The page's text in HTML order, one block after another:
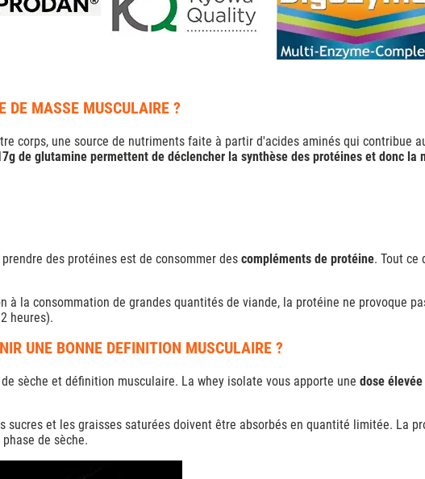
DE MASSE MUSCULAIRE ?
corps, une source de nutriments faite à partir d'acides aminés qui contribue
de glutamine permettent de déclencher la synthèse des protéines et donc la
des protéines est de consommer des compléments de protéine. Tout ce
à la consommation de grandes quantités de viande, la protéine ne provoque
heures).
UNE BONNE DEFINITION MUSCULAIRE ?
sèche et définition musculaire. La whey isolate vous apporte une dose
sucres et les graisses saturées doivent être absorbés en quantité limitée. La
de sèche.